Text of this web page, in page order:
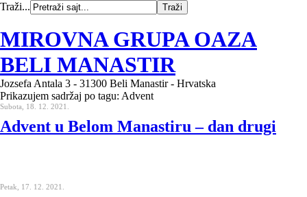
Traži...
MIROVNA GRUPA OAZA
BELI MANASTIR
Jozsefa Antala 3 - 31300 Beli Manastir - Hrvatska
Prikazujem sadržaj po tagu: Advent
Subota, 18. 12. 2021.
Advent u Belom Manastiru – dan drugi
Petak, 17. 12. 2021.